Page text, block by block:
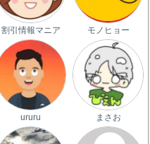
割引情報マニア モノヒョー
ururu まさお